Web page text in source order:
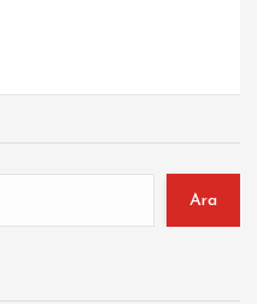
Ara